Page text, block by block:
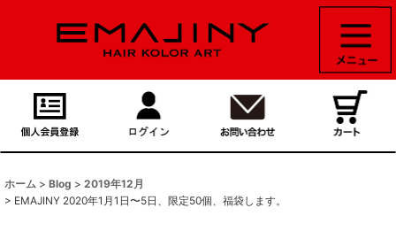
ホーム > Blog > 2019年12月
> EMAJINY 2020年1月1日〜5日、限定50個、福袋します。‬